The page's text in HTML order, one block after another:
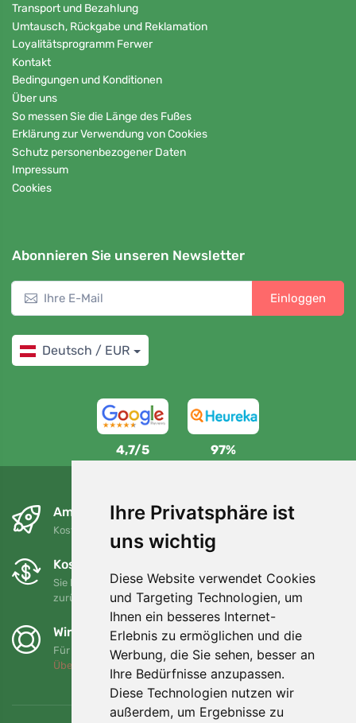
Ihre Privatsphäre ist
uns wichtig
Diese Website verwendet Cookies
und Targeting Technologien, um
Ihnen ein besseres Internet-
Erlebnis zu ermöglichen und die
Werbung, die Sie sehen, besser an
Ihre Bedürfnisse anzupassen.
Diese Technologien nutzen wir
außerdem, um Ergebnisse zu
Transport und Bezahlung
Umtausch, Rückgabe und Reklamation
Loyalitätsprogramm Ferwer
Kontakt
Bedingungen und Konditionen
Über uns
So messen Sie die Länge des Fußes
Erklärung zur Verwendung von Cookies
Schutz personenbezogener Daten
Impressum
Cookies
Abonnieren Sie unseren Newsletter
Einloggen
Deutsch / EUR
4,7/5 97%
Am nächsten Tag und kostenlos
Kostenloser Versand für Bestellungen über 80 EUR
Kostenloser Umtausch und Rückgabe
Sie können Ihre Bestellung jederzeit innerhalb von 90 Tagen
zurückgeben oder umtauschen.
Wir unterstützen Trees.org
Für jede Bestellung pflanzen wir einen Baum! Mehr lesen
Über uns